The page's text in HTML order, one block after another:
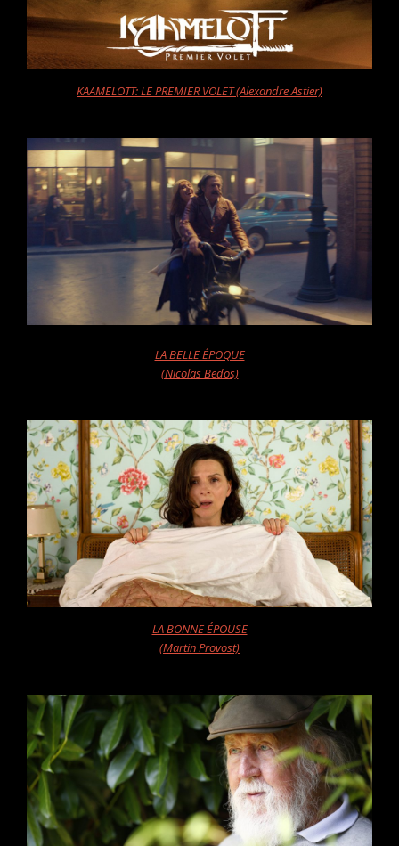
KAAMELOTT: LE PREMIER VOLET (Alexandre Astier)
LA BELLE ÉPOQUE
(Nicolas Bedos)
LA BONNE ÉPOUSE
(Martin Provost)